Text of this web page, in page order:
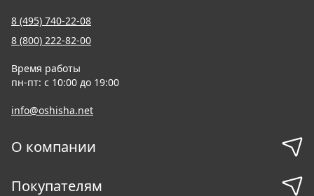
8 (495) 740-22-08
8 (800) 222-82-00
Время работы
пн-пт: с 10:00 до 19:00
info@oshisha.net
О компании
Покупателям